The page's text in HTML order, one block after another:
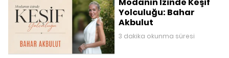
Yolculuğu: Bahar
Akbulut
3 dakika okunma süresi